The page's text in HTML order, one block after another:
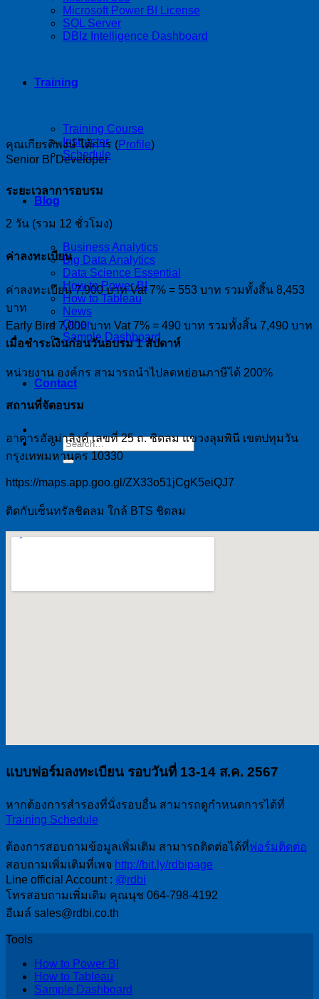
Microsoft Power BI License
SQL Server
DBIz Intelligence Dashboard
Training
Training Course
Instructor
Schedule
Blog
Business Analytics
Big Data Analytics
Data Science Essential
How to Power BI
How to Tableau
News
Other
Sample Dashboard
Contact
คุณเกียรติพงษ์ ได้การ (Profile)
Senior BI Developer
ระยะเวลาการอบรม
2 วัน (รวม 12 ชั่วโมง)
ค่าลงทะเบียน
ค่าลงทะเบียน 7,900 บาท Vat 7% = 553 บาท รวมทั้งสิ้น 8,453
บาท
Early Bird 7,000 บาท Vat 7% = 490 บาท รวมทั้งสิ้น 7,490 บาท
เมื่อชำระเงินก่อนวันอบรม 1 สัปดาห์
หน่วยงาน องค์กร สามารถนำไปลดหย่อนภาษีได้ 200%
สถานที่จัดอบรม
อาคารอัลม่าลิงค์ เลขที่ 25 ถ. ชิดลม แขวงลุมพินี เขตปทุมวัน
กรุงเทพมหานคร 10330
https://maps.app.goo.gl/ZX33o51jCgK5eiQJ7
ติดกับเซ็นทรัลชิดลม ใกล้ BTS ชิดลม
แบบฟอร์มลงทะเบียน รอบวันที่ 13-14 ส.ค. 2567
หากต้องการสำรองที่นั่งรอบอื่น สามารถดูกำหนดการได้ที่
Training Schedule
ต้องการสอบถามข้อมูลเพิ่มเติม สามารถติดต่อได้ที่ฟอร์มติดต่อ
สอบถามเพิ่มเติมที่เพจ http://bit.ly/rdbipage
Line official Account : @rdbi
โทรสอบถามเพิ่มเติม คุณนุช 064-798-4192
อีเมล์ sales@rdbi.co.th
Tools
How to Power BI
How to Tableau
Sample Dashboard